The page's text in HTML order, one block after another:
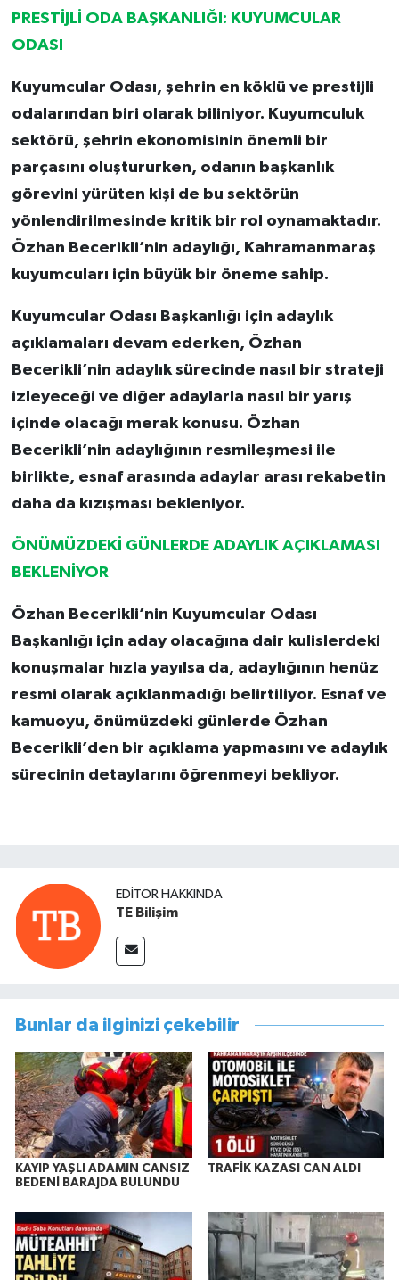
PRESTİJLİ ODA BAŞKANLIĞI: KUYUMCULAR
ODASI
Kuyumcular Odası, şehrin en köklü ve prestijli
odalarından biri olarak biliniyor. Kuyumculuk
sektörü, şehrin ekonomisinin önemli bir
parçasını oluştururken, odanın başkanlık
görevini yürüten kişi de bu sektörün
yönlendirilmesinde kritik bir rol oynamaktadır.
Özhan Becerikli’nin adaylığı, Kahramanmaraş
kuyumcuları için büyük bir öneme sahip.
Kuyumcular Odası Başkanlığı için adaylık
açıklamaları devam ederken, Özhan
Becerikli’nin adaylık sürecinde nasıl bir strateji
izleyeceği ve diğer adaylarla nasıl bir yarış
içinde olacağı merak konusu. Özhan
Becerikli’nin adaylığının resmileşmesi ile
birlikte, esnaf arasında adaylar arası rekabetin
daha da kızışması bekleniyor.
ÖNÜMÜZDEKİ GÜNLERDE ADAYLIK AÇIKLAMASI
BEKLENİYOR
Özhan Becerikli’nin Kuyumcular Odası
Başkanlığı için aday olacağına dair kulislerdeki
konuşmalar hızla yayılsa da, adaylığının henüz
resmi olarak açıklanmadığı belirtiliyor. Esnaf ve
kamuoyu, önümüzdeki günlerde Özhan
Becerikli’den bir açıklama yapmasını ve adaylık
sürecinin detaylarını öğrenmeyi bekliyor.
EDITÖR HAKKINDA
TE Bilişim
Bunlar da ilginizi çekebilir
KAYIP YAŞLI ADAMIN CANSIZ
BEDENİ BARAJDA BULUNDU
TRAFİK KAZASI CAN ALDI